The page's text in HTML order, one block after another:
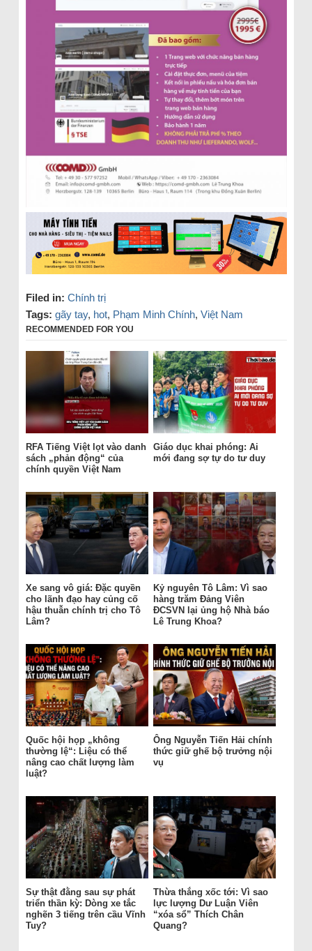
Filed in: Chính trị
Tags: gãy tay, hot, Phạm Minh Chính, Việt Nam
RECOMMENDED FOR YOU
RFA Tiếng Việt lọt vào danh
sách „phản động“ của
chính quyền Việt Nam
Giáo dục khai phóng: Ai
mới đang sợ tự do tư duy
Xe sang vô giá: Đặc quyền
cho lãnh đạo hay củng cố
hậu thuẫn chính trị cho Tô
Lâm?
Kỷ nguyên Tô Lâm: Vì sao
hàng trăm Đảng Viên
ĐCSVN lại ủng hộ Nhà báo
Lê Trung Khoa?
Quốc hội họp „không
thường lệ“: Liệu có thể
nâng cao chất lượng làm
luật?
Ông Nguyễn Tiến Hải chính
thức giữ ghế bộ trưởng nội
vụ
Sự thật đằng sau sự phát
triển thần kỳ: Dòng xe tắc
nghẽn 3 tiếng trên cầu Vĩnh
Tuy?
Thừa thắng xốc tới: Vì sao
lực lượng Dư Luận Viên
“xóa sổ” Thích Chân
Quang?